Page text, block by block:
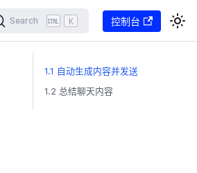
Search K 控制台
1.1 自动生成内容并发送
1.2 总结聊天内容